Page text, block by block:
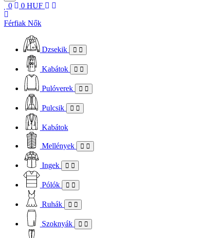
0 0 HUF
Férfiak Nők
Dzsekik
Kabátok
Pulóverek
Pulcsik
Kabátok
Mellények
Ingek
Pólók
Ruhák
Szoknyák